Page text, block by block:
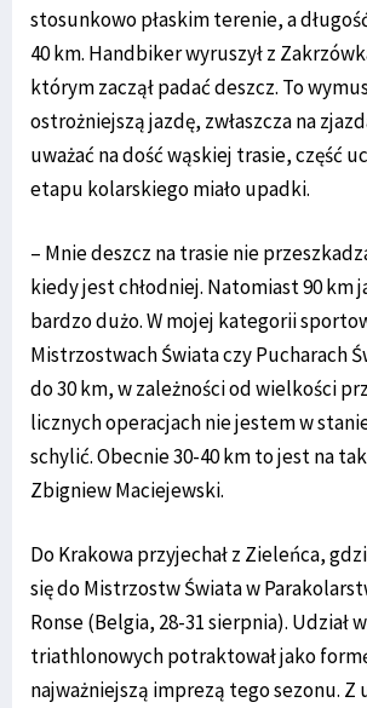
stosunkowo płaskim terenie, a
40 km. Handbiker wyruszył z
którym zaczął padać deszcz. To
ostrożniejszą jazdę, zwłaszcza na
uważać na dość wąskiej trasie, część
etapu kolarskiego miało upadki.
– Mnie deszcz na trasie nie
kiedy jest chłodniej. Natomiast 90 km
bardzo dużo. W mojej kategorii
Mistrzostwach Świata czy Pucharach
do 30 km, w zależności od wielkości
licznych operacjach nie jestem w
schylić. Obecnie 30-40 km to jest na
Zbigniew Maciejewski.
Do Krakowa przyjechał z Zieleńca,
się do Mistrzostw Świata w
Ronse (Belgia, 28-31 sierpnia). Udział
triathlonowych potraktował jako
najważniejszą imprezą tego sezonu.